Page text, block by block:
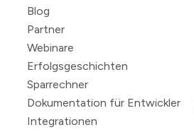
Blog
Partner
Webinare
Erfolgsgeschichten
Sparrechner
Dokumentation für Entwickler
Integrationen